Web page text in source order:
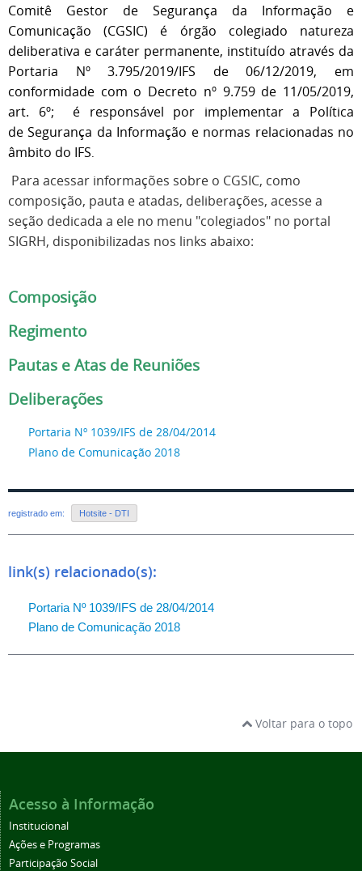
Comitê Gestor de Segurança da Informação e
Comunicação (CGSIC) é órgão colegiado natureza
deliberativa e caráter permanente, instituído através da
Portaria Nº 3.795/2019/IFS de 06/12/2019, em
conformidade com o Decreto nº 9.759 de 11/05/2019,
art. 6º; é responsável por implementar a Política
de Segurança da Informação e normas relacionadas no
âmbito do IFS.
Para acessar informações sobre o CGSIC, como
composição, pauta e atadas, deliberações, acesse a
seção dedicada a ele no menu "colegiados" no portal
SIGRH, disponibilizadas nos links abaixo:
Composição
Regimento
Pautas e Atas de Reuniões
Deliberações
Portaria Nº 1039/IFS de 28/04/2014
Plano de Comunicação 2018
registrado em: Hotsite - DTI
link(s) relacionado(s):
Portaria Nº 1039/IFS de 28/04/2014
Plano de Comunicação 2018
Voltar para o topo
Acesso à Informação
Institucional
Ações e Programas
Participação Social